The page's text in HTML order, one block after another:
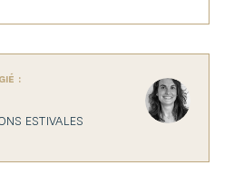
:
ESTIVALES